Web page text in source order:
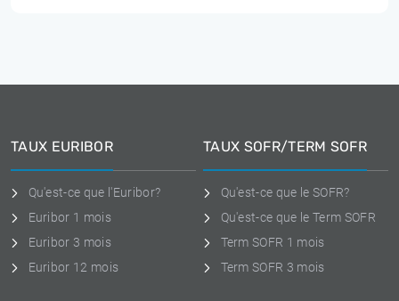
TAUX EURIBOR
Qu'est-ce que l'Euribor?
Euribor 1 mois
Euribor 3 mois
Euribor 12 mois
TAUX SOFR/TERM SOFR
Qu'est-ce que le SOFR?
Qu'est-ce que le Term SOFR
Term SOFR 1 mois
Term SOFR 3 mois